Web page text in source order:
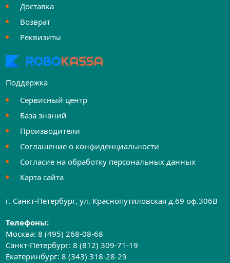
Доставка
Возврат
Реквизиты
Поддержка
Сервисный центр
База знаний
Производители
Соглашение о конфиденциальности
Согласие на обработку персональных данных
Карта сайта
г. Санкт-Петербург, ул. Краснопутиловская д.69 оф.306B
Телефоны:
Москва:8 (495) 268-08-68
Санкт-Петербург:8 (812) 309-71-19
Екатеринбург:8 (343) 318-28-29